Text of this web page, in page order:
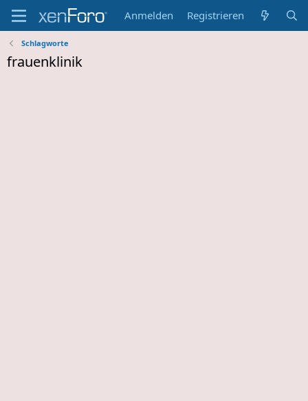
Anmelden Registrieren
Schlagworte
frauenklinik